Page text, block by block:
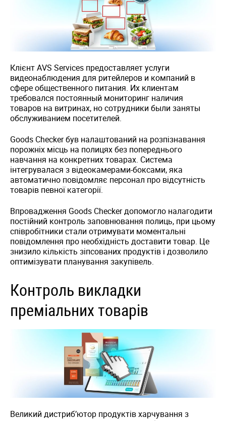
Клієнт AVS Services предоставляет услуги
видеонаблюдения для ритейлеров и компаний в
сфере общественного питания. Их клиентам
требовался постоянный мониторинг наличия
товаров на витринах, но сотрудники были заняты
обслуживанием посетителей.
Goods Checker був налаштований на розпізнавання
порожніх місць на полицях без попереднього
навчання на конкретних товарах. Система
інтегрувалася з відеокамерами-боксами, яка
автоматично повідомляє персонал про відсутність
товарів певної категорії.
Впровадження Goods Checker допомогло налагодити
постійний контроль заповнювання полиць, при цьому
співробітники стали отримувати моментальні
повідомлення про необхідність доставити товар. Це
знизило кількість зіпсованих продуктів і дозволило
оптимізувати планування закупівель.
Контроль викладки
преміальних товарів
Великий дистриб’ютор продуктів харчування з